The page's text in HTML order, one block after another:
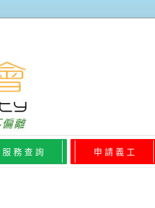
服 務 查 詢 申 請 義 工